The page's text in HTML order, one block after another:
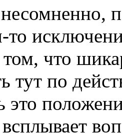
то
что
тут по
это
всплывает